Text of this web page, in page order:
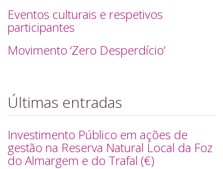
Eventos culturais e respetivos
participantes
Movimento ‘Zero Desperdício’
Últimas entradas
Investimento Público em ações de
gestão na Reserva Natural Local da Foz
do Almargem e do Trafal (€)